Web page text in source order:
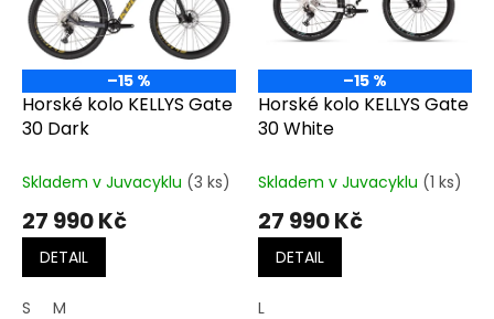
o
d
u
–15 %
Horské kolo KELLYS Gate
30 Dark
Skladem v Juvacyklu (3 ks)
27 990 Kč
DETAIL
S M
–15 %
Horské kolo KELLYS Gate
30 White
Skladem v Juvacyklu (1 ks)
27 990 Kč
DETAIL
L